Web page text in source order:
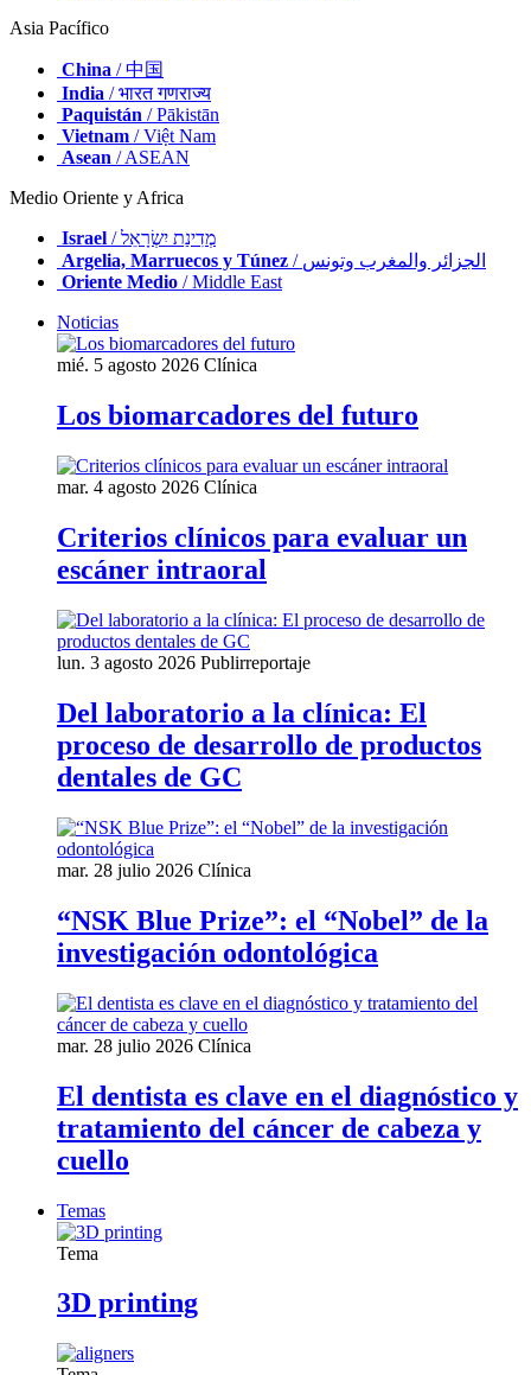
Asia Pacífico
China / 中国
India / भारत गणराज्य
Paquistán / Pākistān
Vietnam / Việt Nam
Asean / ASEAN
Medio Oriente y Africa
Israel
/ מְדִינַת יִשְׂרָאֵל
Argelia, Marruecos y Túnez
/ الجزائر والمغرب وتونس
Oriente Medio / Middle East
Noticias
mié. 5 agosto 2026 Clínica
Los biomarcadores del futuro
mar. 4 agosto 2026 Clínica
Criterios clínicos para evaluar un
escáner intraoral
lun. 3 agosto 2026 Publirreportaje
Del laboratorio a la clínica: El
proceso de desarrollo de productos
dentales de GC
mar. 28 julio 2026 Clínica
“NSK Blue Prize”: el “Nobel” de la
investigación odontológica
mar. 28 julio 2026 Clínica
El dentista es clave en el diagnóstico y
tratamiento del cáncer de cabeza y
cuello
Temas
Tema
3D printing